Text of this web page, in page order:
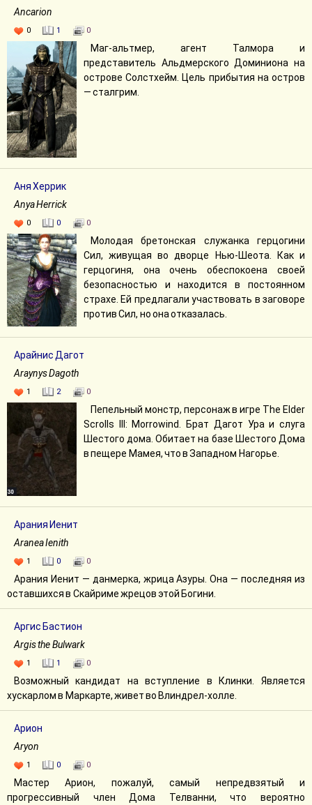
Ancarion
0 1 0
Маг-альтмер, агент Талмора и
представитель Альдмерского Доминиона на
острове Солстхейм. Цель прибытия на остров
— сталгрим.
Аня Херрик
Anya Herrick
0 0 0
Молодая бретонская служанка герцогини
Сил, живущая во дворце Нью-Шеота. Как и
герцогиня, она очень обеспокоена своей
безопасностью и находится в постоянном
страхе. Ей предлагали участвовать в заговоре
против Сил, но она отказалась.
Арайнис Дагот
Araynys Dagoth
1 2 0
Пепельный монстр, персонаж в игре The Elder
Scrolls III: Morrowind. Брат Дагот Ура и слуга
Шестого дома. Обитает на базе Шестого Дома
в пещере Мамея, что в Западном Нагорье.
Арания Иенит
Aranea Ienith
1 0 0
Арания Иенит — данмерка, жрица Азуры. Она — последняя из
оставшихся в Скайриме жрецов этой Богини.
Аргис Бастион
Argis the Bulwark
1 1 0
Возможный кандидат на вступление в Клинки. Является
хускарлом в Маркарте, живет во Влиндрел-холле.
Арион
Aryon
1 0 0
Мастер Арион, пожалуй, самый непредвзятый и
прогрессивный член Дома Телванни, что вероятно